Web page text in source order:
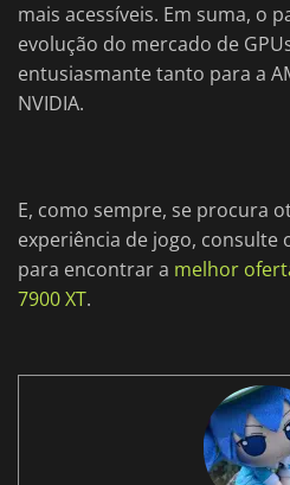
mais acessíveis. Em suma, o
evolução do mercado de
entusiasmante tanto para a
NVIDIA.
E, como sempre, se procura
experiência de jogo, consulte
para encontrar a melhor
7900 XT.